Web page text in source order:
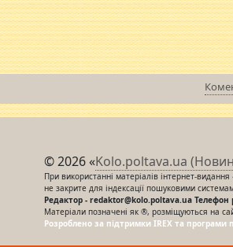
© 2026 «Kolo.poltava.ua
При використанні матеріалів інтернет-
не закрите для індексації пошуковими
Редактор - redaktor@kolo.poltava.ua Телефон
Матеріали позначені як ®, розміщуються на
Розроблено за підтримки IREX та програми